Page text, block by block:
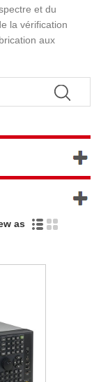
et du
la vérification
aux
as